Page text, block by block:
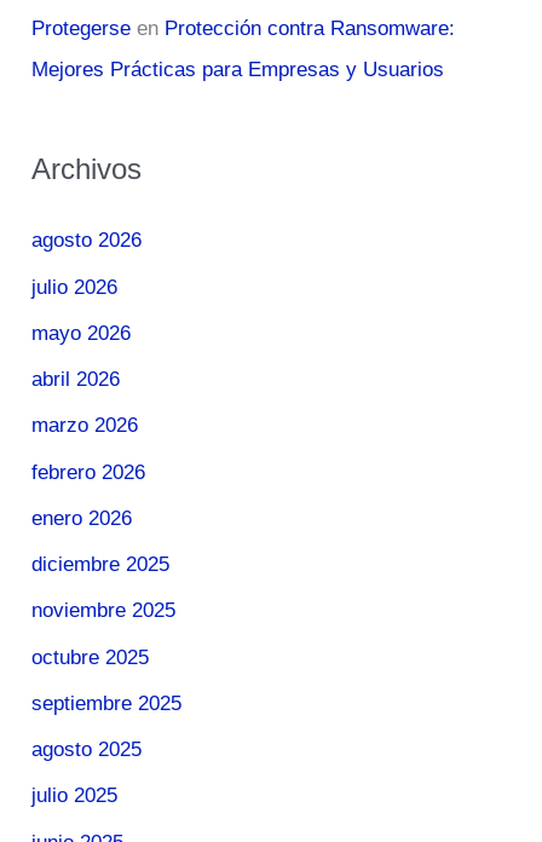
Protegerse en Protección contra Ransomware:
Mejores Prácticas para Empresas y Usuarios
Archivos
agosto 2026
julio 2026
mayo 2026
abril 2026
marzo 2026
febrero 2026
enero 2026
diciembre 2025
noviembre 2025
octubre 2025
septiembre 2025
agosto 2025
julio 2025